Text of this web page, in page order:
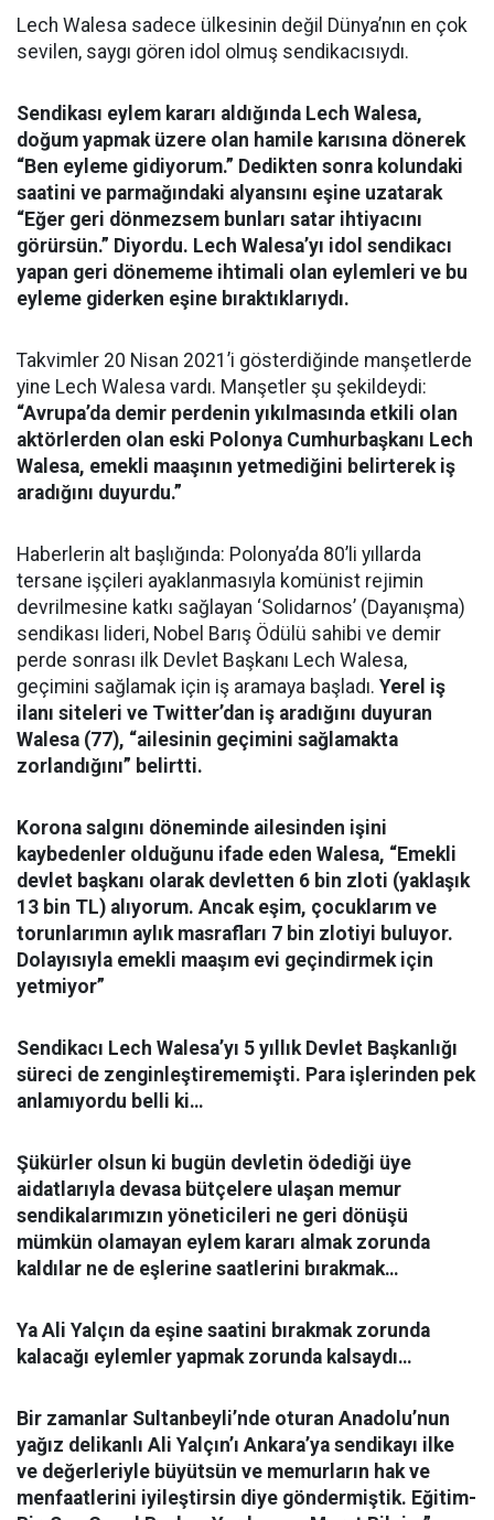
Lech Walesa sadece ülkesinin değil Dünya’nın en çok
sevilen, saygı gören idol olmuş sendikacısıydı.
Sendikası eylem kararı aldığında Lech Walesa,
doğum yapmak üzere olan hamile karısına dönerek
“Ben eyleme gidiyorum.” Dedikten sonra kolundaki
saatini ve parmağındaki alyansını eşine uzatarak
“Eğer geri dönmezsem bunları satar ihtiyacını
görürsün.” Diyordu. Lech Walesa’yı idol sendikacı
yapan geri dönememe ihtimali olan eylemleri ve bu
eyleme giderken eşine bıraktıklarıydı.
Takvimler 20 Nisan 2021’i gösterdiğinde manşetlerde
yine Lech Walesa vardı. Manşetler şu şekildeydi:
“Avrupa’da demir perdenin yıkılmasında etkili olan
aktörlerden olan eski Polonya Cumhurbaşkanı Lech
Walesa, emekli maaşının yetmediğini belirterek iş
aradığını duyurdu.”
Haberlerin alt başlığında: Polonya’da 80’li yıllarda
tersane işçileri ayaklanmasıyla komünist rejimin
devrilmesine katkı sağlayan ‘Solidarnos’ (Dayanışma)
sendikası lideri, Nobel Barış Ödülü sahibi ve demir
perde sonrası ilk Devlet Başkanı Lech Walesa,
geçimini sağlamak için iş aramaya başladı. Yerel iş
ilanı siteleri ve Twitter’dan iş aradığını duyuran
Walesa (77), “ailesinin geçimini sağlamakta
zorlandığını” belirtti.
Korona salgını döneminde ailesinden işini
kaybedenler olduğunu ifade eden Walesa, “Emekli
devlet başkanı olarak devletten 6 bin zloti (yaklaşık
13 bin TL) alıyorum. Ancak eşim, çocuklarım ve
torunlarımın aylık masrafları 7 bin zlotiyi buluyor.
Dolayısıyla emekli maaşım evi geçindirmek için
yetmiyor”
Sendikacı Lech Walesa’yı 5 yıllık Devlet Başkanlığı
süreci de zenginleştirememişti. Para işlerinden pek
anlamıyordu belli ki…
Şükürler olsun ki bugün devletin ödediği üye
aidatlarıyla devasa bütçelere ulaşan memur
sendikalarımızın yöneticileri ne geri dönüşü
mümkün olamayan eylem kararı almak zorunda
kaldılar ne de eşlerine saatlerini bırakmak…
Ya Ali Yalçın da eşine saatini bırakmak zorunda
kalacağı eylemler yapmak zorunda kalsaydı…
Bir zamanlar Sultanbeyli’nde oturan Anadolu’nun
yağız delikanlı Ali Yalçın’ı Ankara’ya sendikayı ilke
ve değerleriyle büyütsün ve memurların hak ve
menfaatlerini iyileştirsin diye göndermiştik. Eğitim-